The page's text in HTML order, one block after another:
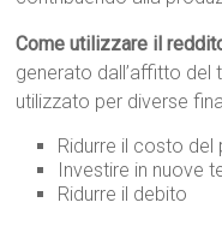
Come utilizzare il
generato dall’affitto
utilizzato per diverse
Ridurre il costo del
Investire in nuove
Ridurre il debito